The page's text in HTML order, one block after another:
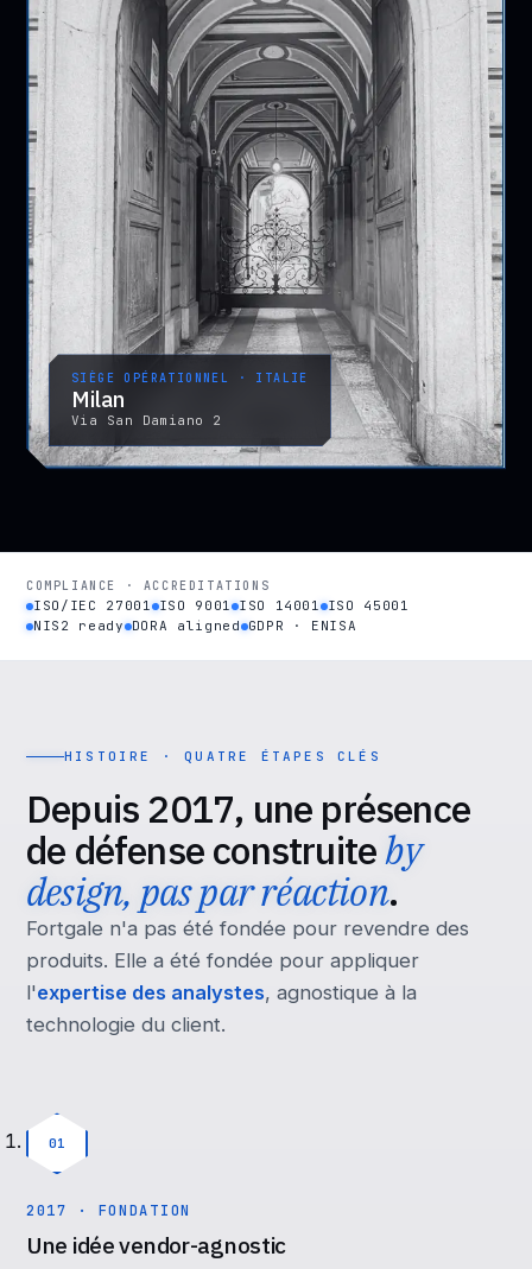
SIÈGE OPÉRATIONNEL · ITALIE
Milan
Via San Damiano 2
COMPLIANCE · ACCREDITATIONS
ISO/IEC 27001 ISO 9001 ISO 14001 ISO 45001
NIS2 ready DORA aligned GDPR · ENISA
HISTOIRE · QUATRE ÉTAPES CLÉS
Depuis 2017, une présence
de défense construiteby
design, pas par réaction.
Fortgale n'a pas été fondée pour revendre des
produits. Elle a été fondée pour appliquer
l'expertise des analystes, agnostique à la
technologie du client.
01
2017 · FONDATION
Une idée vendor-agnostic